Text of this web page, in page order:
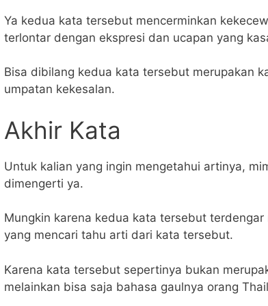
Ya kedua kata tersebut mencerminkan
terlontar dengan ekspresi dan ucapan yang
Bisa dibilang kedua kata tersebut merupakan
umpatan kekesalan.
Akhir Kata
Untuk kalian yang ingin mengetahui artinya,
dimengerti ya.
Mungkin karena kedua kata tersebut
yang mencari tahu arti dari kata tersebut.
Karena kata tersebut sepertinya bukan
melainkan bisa saja bahasa gaulnya orang